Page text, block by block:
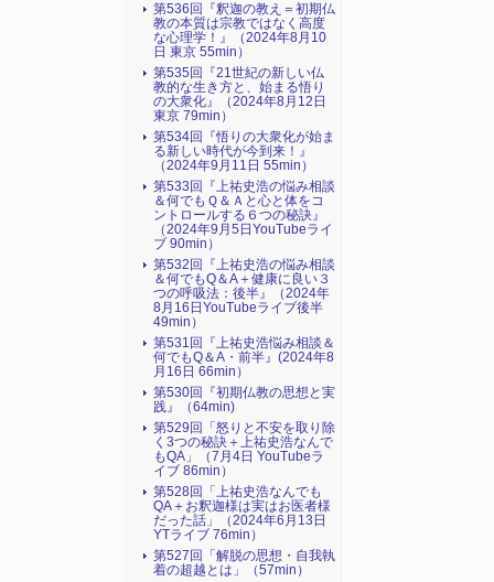
第536回『釈迦の教え＝初期仏
教の本質は宗教ではなく高度
な心理学！』（2024年8月10
日 東京 55min）
第535回『21世紀の新しい仏
教的な生き方と、始まる悟り
の大衆化』（2024年8月12日
東京 79min）
第534回『悟りの大衆化が始ま
る新しい時代が今到来！』
（2024年9月11日 55min）
第533回『上祐史浩の悩み相談
＆何でもＱ＆Ａと心と体をコ
ントロールする６つの秘訣』
（2024年9月5日YouTubeライ
ブ 90min）
第532回『上祐史浩の悩み相談
＆何でもQ＆A＋健康に良い３
つの呼吸法：後半』（2024年
8月16日YouTubeライブ後半
49min）
第531回『上祐史浩悩み相談＆
何でもQ＆A・前半』(2024年8
月16日 66min）
第530回『初期仏教の思想と実
践』（64min)
第529回「怒りと不安を取り除
く3つの秘訣＋上祐史浩なんで
もQA」（7月4日 YouTubeラ
イブ 86min）
第528回「上祐史浩なんでも
QA＋お釈迦様は実はお医者様
だった話」（2024年6月13日
YTライブ 76min）
第527回「解脱の思想・自我執
着の超越とは」（57min）